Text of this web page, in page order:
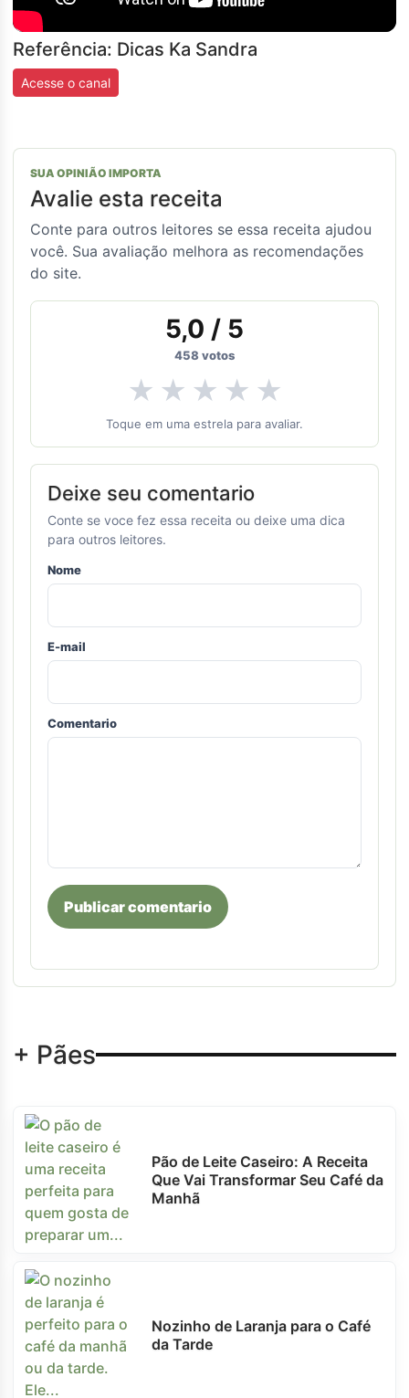
Referência: Dicas Ka Sandra
Acesse o canal
SUA OPINIÃO IMPORTA
Avalie esta receita
Conte para outros leitores se essa receita ajudou
você. Sua avaliação melhora as recomendações
do site.
5,0 / 5
458votos
★ ★ ★ ★ ★
Toque em uma estrela para avaliar.
Deixe seu comentario
Conte se voce fez essa receita ou deixe uma dica
para outros leitores.
Nome
E-mail
Comentario
Publicar comentario
+ Pães
Pão de Leite Caseiro: A Receita
Que Vai Transformar Seu Café da
Manhã
Nozinho de Laranja para o Café
da Tarde